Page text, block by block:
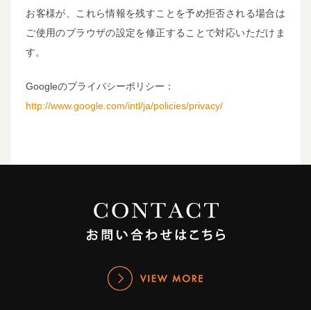
お客様が、これら情報を残すことを予め拒否される場合は
ご使用のブラウザの設定を修正することで対応いただけま
す。
Googleのプライバシーポリシー：
http://www.google.com/intl/ja/policies/privacy/